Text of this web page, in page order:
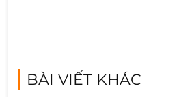
BÀI VIẾT KHÁC